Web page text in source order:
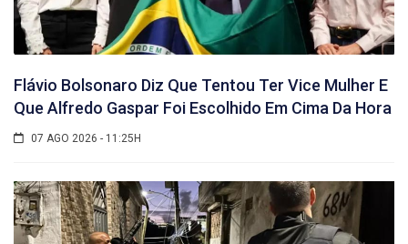
Flávio Bolsonaro Diz Que Tentou Ter Vice Mulher E
Que Alfredo Gaspar Foi Escolhido Em Cima Da Hora
07 AGO 2026 - 11:25H